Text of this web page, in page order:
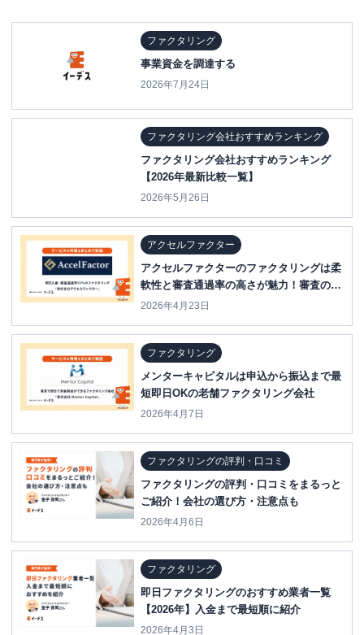
ファクタリング
事業資金を調達する
2026年7月24日
ファクタリング会社おすすめランキング
ファクタリング会社おすすめランキング
【2026年最新比較一覧】
2026年5月26日
アクセルファクター
アクセルファクターのファクタリングは柔
軟性と審査通過率の高さが魅力！審査の必
要書類や流れも紹介
2026年4月23日
ファクタリング
メンターキャピタルは申込から振込まで最
短即日OKの老舗ファクタリング会社
2026年4月7日
ファクタリングの評判・口コミ
ファクタリングの評判・口コミをまるっと
ご紹介！会社の選び方・注意点も
2026年4月6日
ファクタリング
即日ファクタリングのおすすめ業者一覧
【2026年】入金まで最短順に紹介
2026年4月3日